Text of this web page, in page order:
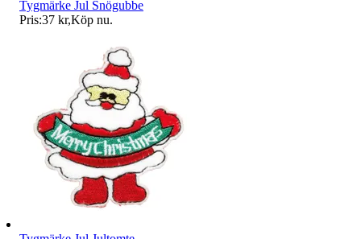
Tygmärke Jul Snögubbe
Pris:37 kr,Köp nu.